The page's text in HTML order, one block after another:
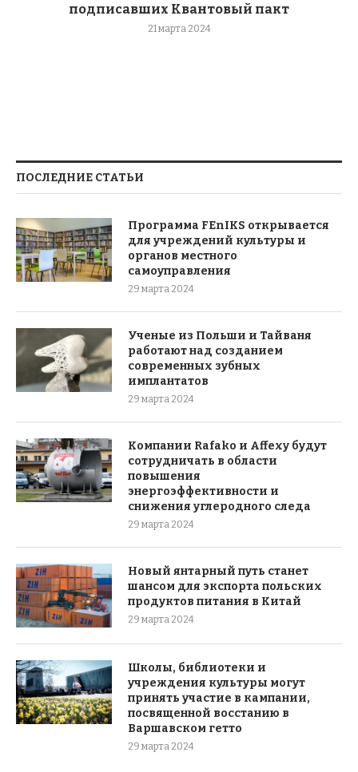
подписавших Квантовый пакт
21 марта 2024
ПОСЛЕДНИЕ СТАТЬИ
Программа FEnIKS открывается
для учреждений культуры и
органов местного
самоуправления
29 марта 2024
Ученые из Польши и Тайваня
работают над созданием
современных зубных
имплантатов
29 марта 2024
Компании Rafako и Affexy будут
сотрудничать в области
повышения
энергоэффективности и
снижения углеродного следа
29 марта 2024
Новый янтарный путь станет
шансом для экспорта польских
продуктов питания в Китай
29 марта 2024
Школы, библиотеки и
учреждения культуры могут
принять участие в кампании,
посвященной восстанию в
Варшавском гетто
29 марта 2024